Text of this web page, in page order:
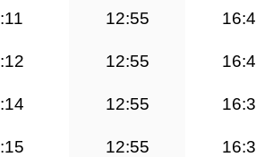
12:55
12:55
12:55
12:55